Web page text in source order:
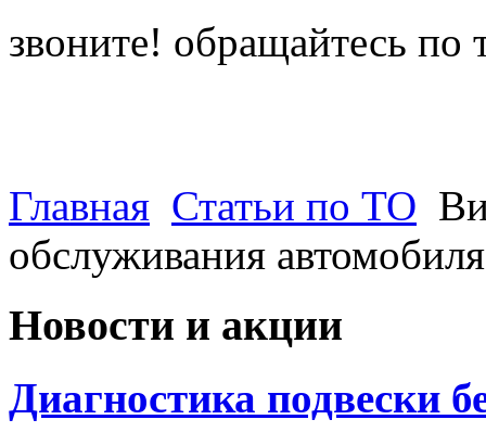
звоните! обращайтесь по
Главная Статьи по ТО
обслуживания автомобиля
Новости и акции
Диагностика подвески